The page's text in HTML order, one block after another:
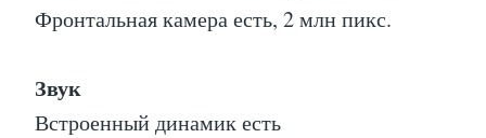
Фронтальная камера есть, 2 млн пикс.
Звук
Встроенный динамик есть